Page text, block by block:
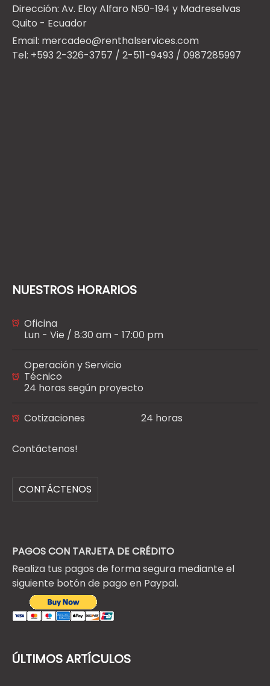
Dirección: Av. Eloy Alfaro N50-194 y Madreselvas
Quito - Ecuador
Email: mercadeo@renthalservices.com
Tel: +593 2-326-3757 / 2-511-9493 / 0987285997
NUESTROS HORARIOS
Oficina
Lun - Vie / 8:30 am - 17:00 pm
Operación y Servicio
Técnico
24 horas según proyecto
Cotizaciones 24 horas
Contáctenos!
CONTÁCTENOS
PAGOS CON TARJETA DE CRÉDITO
Realiza tus pagos de forma segura mediante el
siguiente botón de pago en Paypal.
ÚLTIMOS ARTÍCULOS